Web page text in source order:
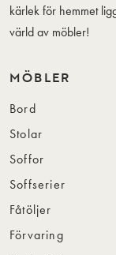
kärlek för hemmet
värld av möbler!
MÖBLER
Bord
Stolar
Soffor
Soffserier
Fåtöljer
Förvaring